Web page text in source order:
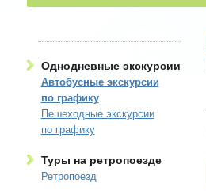
Однодневные экскурсии
Автобусные экскурсии
по графику
Пешеходные экскурсии
по графику
Туры на ретропоезде
Ретропоезд